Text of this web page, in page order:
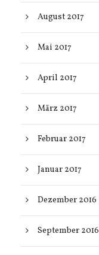
August 2017
Mai 2017
April 2017
März 2017
Februar 2017
Januar 2017
Dezember 2016
September 2016